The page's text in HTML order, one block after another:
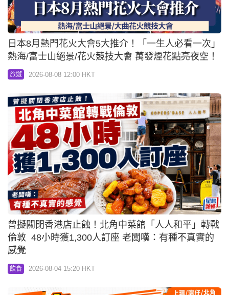
日本8月熱門花火大會5大推介！「一生人必看一次」
熱海/富士山絕景/花火競技大會 萬發煙花點亮夜空！
旅遊 2026-08-08 12:00 HKT
曾擬關閉香港店止蝕！北角中菜館「人人和平」轉戰
倫敦 48小時獲1,300人訂座 老闆嘆：有種不真實的
感覺
飲食 2026-08-04 15:20 HKT